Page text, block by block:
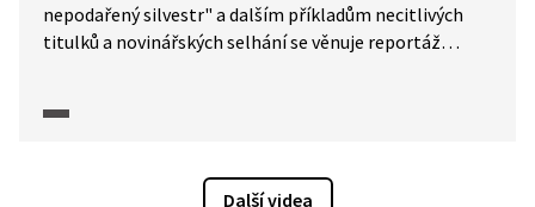
nepodařený silvestr" a dalším příkladům necitlivých
titulků a novinářských selhání se věnuje reportáž
zásadní volba slov v titulku nebo volba ilustrační fotky
Další videa